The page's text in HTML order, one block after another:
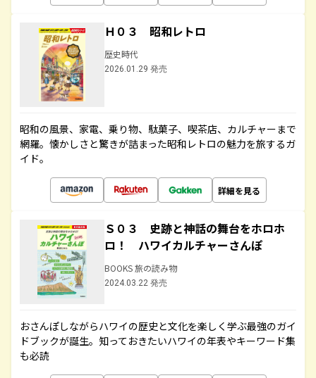
Ｈ０３ 昭和レトロ
歴史時代
2026.01.29 発売
昭和の風景、家電、乗り物、駄菓子、喫茶店、カルチャーまで
網羅。懐かしさと驚きが詰まった昭和レトロの魅力を旅するガ
イド。
詳細を見る
Ｓ０３ 史跡と神話の舞台をホロホ
ロ！ ハワイカルチャーさんぽ
BOOKS 旅の読み物
2024.03.22 発売
おさんぽしながらハワイの歴史と文化を楽しく学ぶ最強のガイ
ドブックが誕生。知っておきたいハワイの年表やキーワード集
も必読